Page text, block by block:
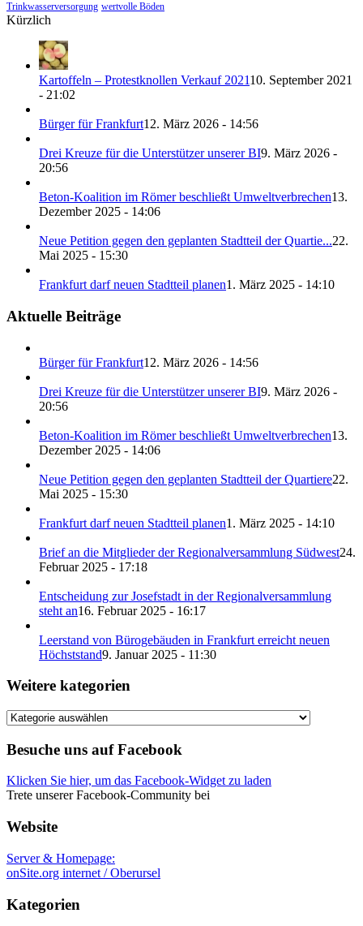
Trinkwasserversorgung wertvolle Böden
Kürzlich
Kartoffeln – Protestknollen Verkauf 202110. September 2021
- 21:02
Bürger für Frankfurt12. März 2026 - 14:56
Drei Kreuze für die Unterstützer unserer BI9. März 2026 -
20:56
Beton-Koalition im Römer beschließt Umweltverbrechen13.
Dezember 2025 - 14:06
Neue Petition gegen den geplanten Stadtteil der Quartie...22.
Mai 2025 - 15:30
Frankfurt darf neuen Stadtteil planen1. März 2025 - 14:10
Aktuelle Beiträge
Bürger für Frankfurt12. März 2026 - 14:56
Drei Kreuze für die Unterstützer unserer BI9. März 2026 -
20:56
Beton-Koalition im Römer beschließt Umweltverbrechen13.
Dezember 2025 - 14:06
Neue Petition gegen den geplanten Stadtteil der Quartiere22.
Mai 2025 - 15:30
Frankfurt darf neuen Stadtteil planen1. März 2025 - 14:10
Brief an die Mitglieder der Regionalversammlung Südwest24.
Februar 2025 - 17:18
Entscheidung zur Josefstadt in der Regionalversammlung
steht an16. Februar 2025 - 16:17
Leerstand von Bürogebäuden in Frankfurt erreicht neuen
Höchststand9. Januar 2025 - 11:30
Weitere kategorien
Weitere
Besuche uns auf Facebook
Klicken Sie hier, um das Facebook-Widget zu laden
Trete unserer Facebook-Community bei
Website
Server & Homepage:
onSite.org internet / Oberursel
Kategorien